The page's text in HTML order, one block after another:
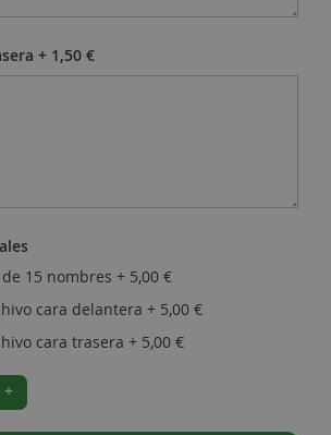
+ 1,50 €
15 nombres + 5,00 €
cara delantera + 5,00 €
cara trasera + 5,00 €
+